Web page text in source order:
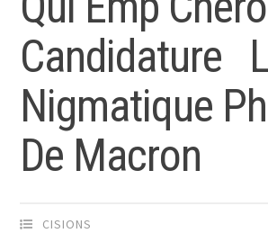
Candidature
Nigmatique
De Macron
CISIONS